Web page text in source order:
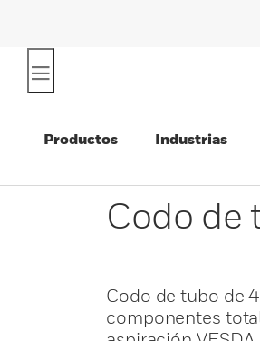
Productos Industrias
Codo de
Codo de tubo de
componentes